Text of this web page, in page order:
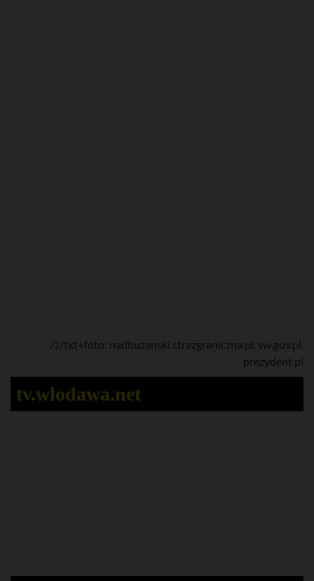
/ź/txt+foto: nadbuzanski.strazgraniczna.pl, sw.gov.pl,
prezydent.pl
tv.wlodawa.net